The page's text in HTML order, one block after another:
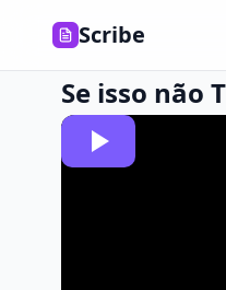
Scribe
Se isso não